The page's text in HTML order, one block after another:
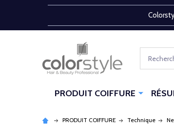
PRODUIT COIFFURE
PRODUIT COIFFURE Technique